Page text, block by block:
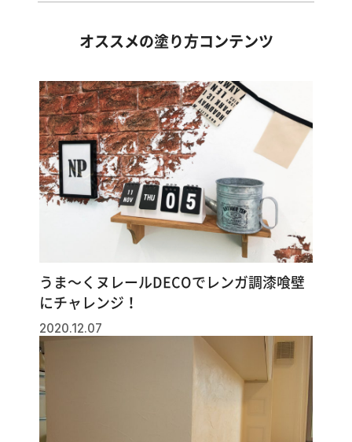
オススメの塗り方コンテンツ
うま～くヌレールDECOでレンガ調漆喰壁
にチャレンジ！
2020.12.07